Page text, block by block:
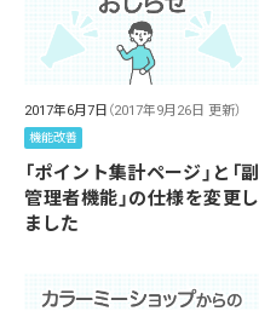
2017年6月7日 （2017年9月26日 更新）
機能改善
「ポイント集計ページ」と「副
管理者機能」の仕様を変更し
ました